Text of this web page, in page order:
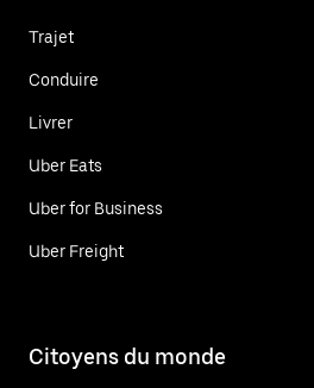
Trajet
Conduire
Livrer
Uber Eats
Uber for Business
Uber Freight
Citoyens du monde